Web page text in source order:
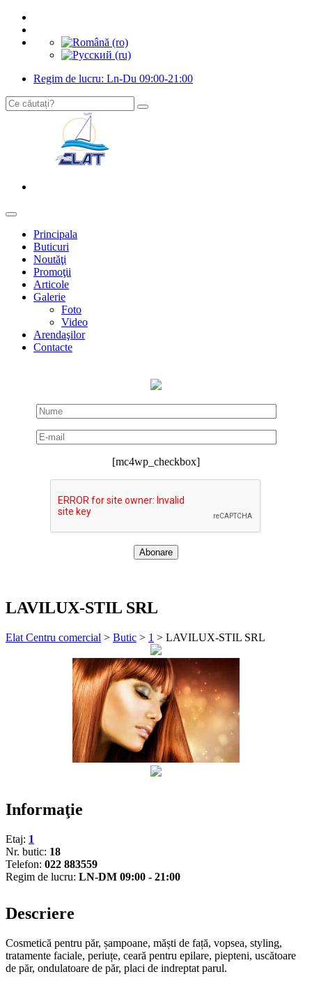
Regim de lucru: Ln-Du 09:00-21:00
Principala
Buticuri
Noutăţi
Promoţii
Articole
Galerie
Foto
Video
Arendaşilor
Contacte
[mc4wp_checkbox]
LAVILUX-STIL SRL
Elat Centru comercial > Butic > 1 > LAVILUX-STIL SRL
Informaţie
Etaj: 1
Nr. butic: 18
Telefon: 022 883559
Regim de lucru: LN-DM 09:00 - 21:00
Descriere
Cosmetică pentru păr, șampoane, măști de față, vopsea, styling,
tratamente faciale, periuțe, ceară pentru epilare, piepteni, uscătoare
de păr, ondulatoare de păr, placi de indreptat parul.